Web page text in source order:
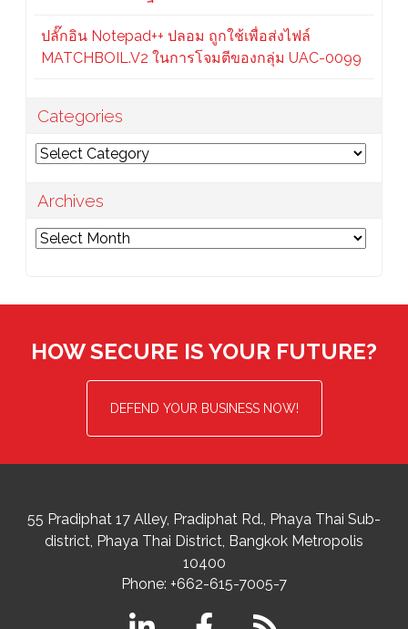
ปลั๊กอิน Notepad++ ปลอม ถูกใช้เพื่อส่งไฟล์
MATCHBOIL.V2 ในการโจมตีของกลุ่ม UAC-0099
Categories
Categories
Archives
Archives
HOW SECURE IS YOUR FUTURE?
DEFEND YOUR BUSINESS NOW!
55 Pradiphat 17 Alley, Pradiphat Rd., Phaya Thai Sub-
district Phaya Thai District, Bangkok Metropolis
10400
Phone: +662-615-7005-7